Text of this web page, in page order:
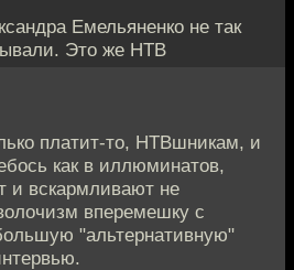
Емельяненко не так
Это же НТВ
платит-то, НТВшникам, и
как в иллюминатов,
и вскармливают не
вперемешку с
"альтернативную"